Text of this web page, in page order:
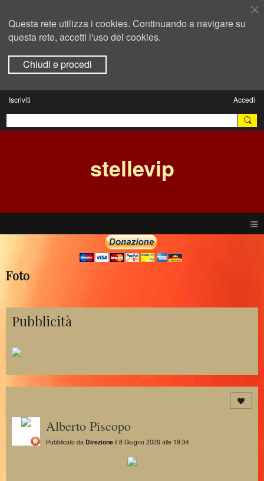
Questa rete utilizza i cookies. Continuando a navigare su
questa rete, accetti l'uso dei cookies.
Chiudi e procedi
Iscriviti Accedi
stellevip
Foto
Pubblicità
Alberto Piscopo
Pubblicato da Direzione il 8 Giugno 2026 alle 19:34